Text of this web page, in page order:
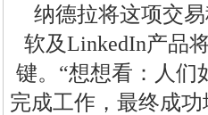
纳德拉将这项交
软及LinkedIn产品
键。“想想看：人们
完成工作，最终成